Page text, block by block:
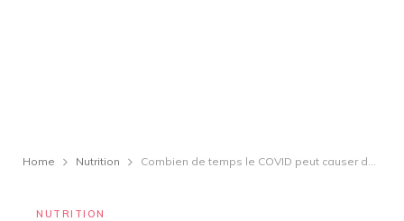
Home Nutrition Combien de temps le COVID peut causer des complications pulmonaires, cardiaques et cérébrales
NUTRITION